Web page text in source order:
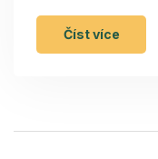
Číst více